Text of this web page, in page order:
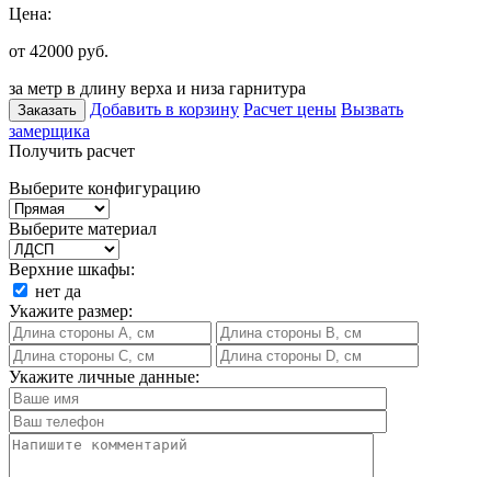
Цена:
от 42000 руб.
за метр в длину верха и низа гарнитура
Заказать Добавить в корзину Расчет цены Вызвать
замерщика
Получить расчет
Выберите конфигурацию
Выберите материал
Верхние шкафы:
нет да
Укажите размер:
Укажите личные данные: